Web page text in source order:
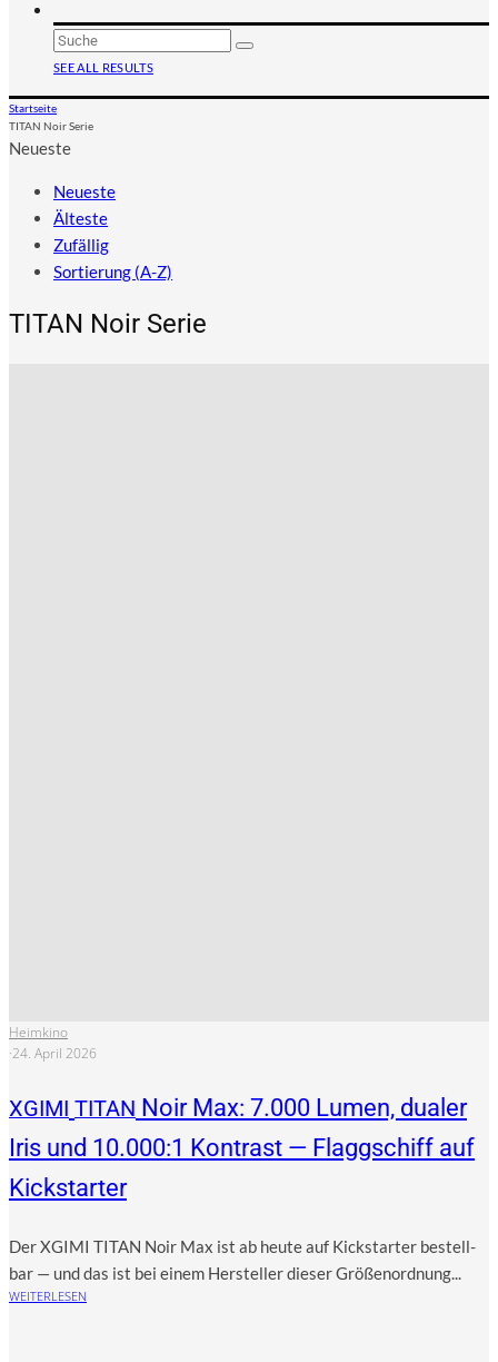
SEE ALL RESULTS
Startseite
TITAN Noir Serie
Neueste
Neueste
Älteste
Zufällig
Sortierung (A-Z)
TITAN Noir Serie
Heimkino
·24. April 2026
XGIMI TITAN Noir Max: 7.000 Lumen, dualer
Iris und 10.000:1 Kontrast — Flaggschiff auf
Kickstarter
Der XGIMI TITAN Noir Max ist ab heu­te auf Kick­star­ter bestell­
bar — und das ist bei einem Her­stel­ler die­ser Grö­ßen­ord­nung...
WEITERLESEN